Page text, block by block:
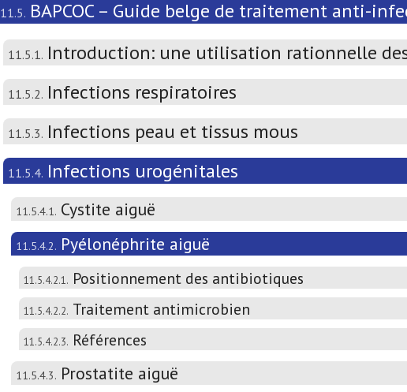
11.5. BAPCOC – Guide belge de traitement anti-
11.5.1. Introduction: une utilisation rationnelle
11.5.2. Infections respiratoires
11.5.3. Infections peau et tissus mous
11.5.4. Infections urogénitales
11.5.4.1. Cystite aiguë
11.5.4.2. Pyélonéphrite aiguë
11.5.4.2.1. Positionnement des antibiotiques
11.5.4.2.2. Traitement antimicrobien
11.5.4.2.3. Références
11.5.4.3. Prostatite aiguë